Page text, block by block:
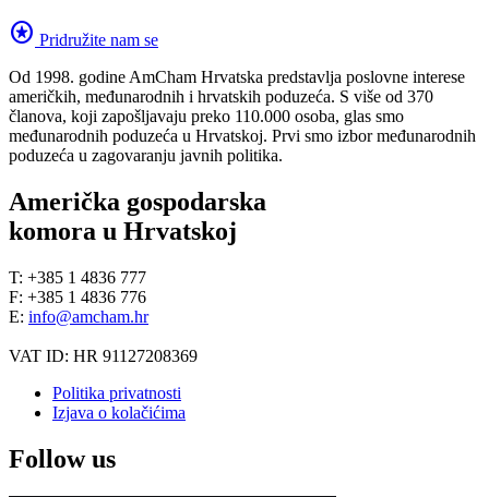
stars Pridružite nam se
Od 1998. godine AmCham Hrvatska predstavlja poslovne interese
američkih, međunarodnih i hrvatskih poduzeća. S više od 370
članova, koji zapošljavaju preko 110.000 osoba, glas smo
međunarodnih poduzeća u Hrvatskoj. Prvi smo izbor međunarodnih
poduzeća u zagovaranju javnih politika.
Američka gospodarska
komora u Hrvatskoj
T: +385 1 4836 777
F: +385 1 4836 776
E: info@amcham.hr
VAT ID: HR 91127208369
Politika privatnosti
Izjava o kolačićima
Follow us